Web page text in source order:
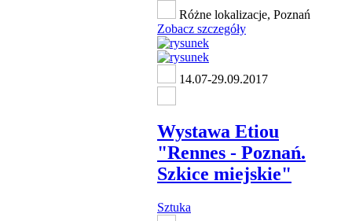
Różne lokalizacje, Poznań
Zobacz szczegóły
14.07-29.09.2017
Wystawa Etiou
"Rennes - Poznań.
Szkice miejskie"
Sztuka